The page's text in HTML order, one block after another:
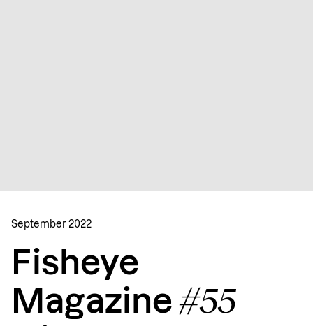
September 2022
Fisheye
Magazine #55